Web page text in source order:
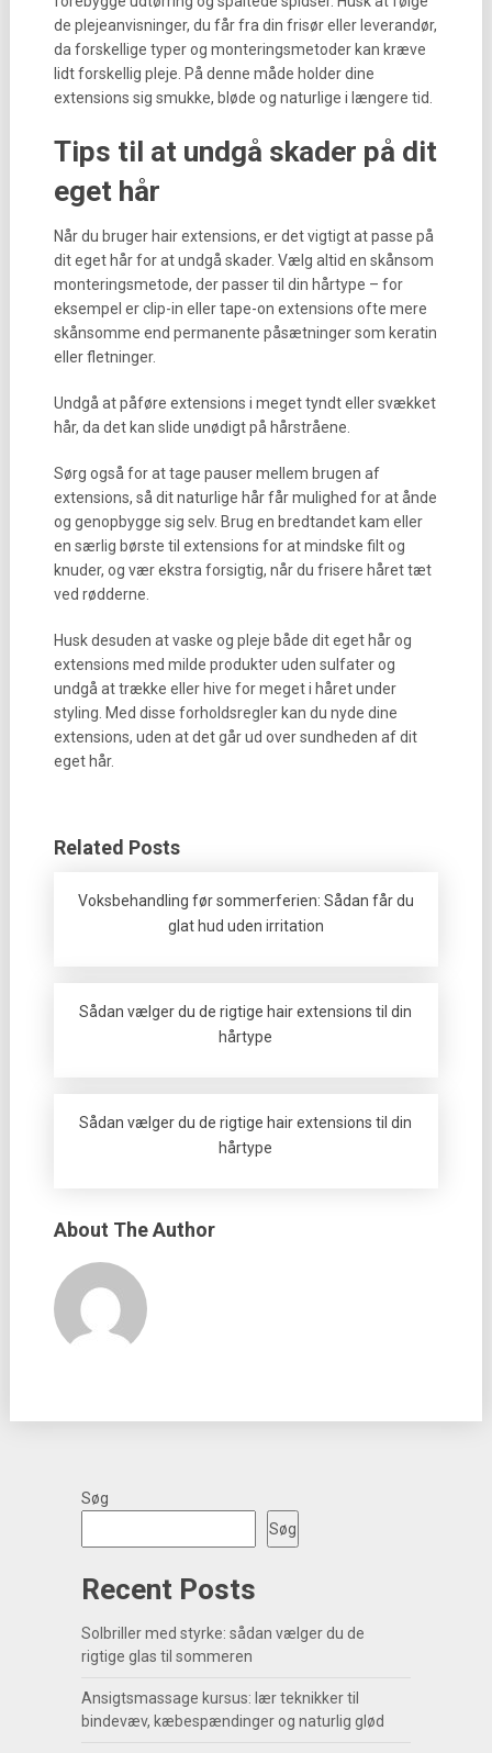
de plejeanvisninger, du får fra din frisør eller leverandør,
da forskellige typer og monteringsmetoder kan kræve
lidt forskellig pleje. På denne måde holder dine
extensions sig smukke, bløde og naturlige i længere tid.
Tips til at undgå skader på dit
eget hår
Når du bruger hair extensions, er det vigtigt at passe på
dit eget hår for at undgå skader. Vælg altid en skånsom
monteringsmetode, der passer til din hårtype – for
eksempel er clip-in eller tape-on extensions ofte mere
skånsomme end permanente påsætninger som keratin
eller fletninger.
Undgå at påføre extensions i meget tyndt eller svækket
hår, da det kan slide unødigt på hårstråene.
Sørg også for at tage pauser mellem brugen af
extensions, så dit naturlige hår får mulighed for at ånde
og genopbygge sig selv. Brug en bredtandet kam eller
en særlig børste til extensions for at mindske filt og
knuder, og vær ekstra forsigtig, når du frisere håret tæt
ved rødderne.
Husk desuden at vaske og pleje både dit eget hår og
extensions med milde produkter uden sulfater og
undgå at trække eller hive for meget i håret under
styling. Med disse forholdsregler kan du nyde dine
extensions, uden at det går ud over sundheden af dit
eget hår.
Related Posts
Voksbehandling før sommerferien: Sådan får du
glat hud uden irritation
Sådan vælger du de rigtige hair extensions til din
hårtype
Sådan vælger du de rigtige hair extensions til din
hårtype
About The Author
Søg
Søg
Recent Posts
Solbriller med styrke: sådan vælger du de
rigtige glas til sommeren
Ansigtsmassage kursus: lær teknikker til
bindevæv, kæbespændinger og naturlig glød